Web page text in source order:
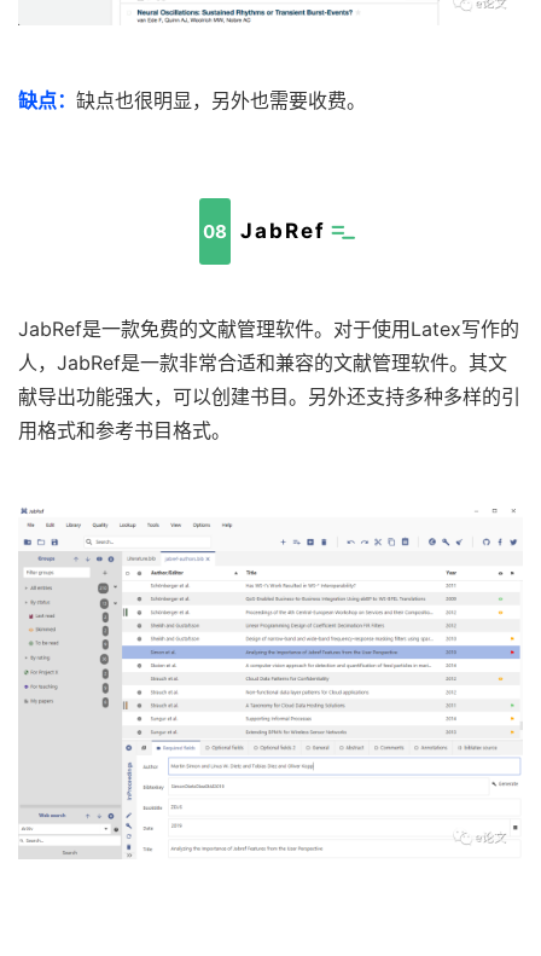
缺点： 缺点也很明显，另外也需要收费。
08 JabRef
JabRef是一款免费的文献管理软件。对于使用Latex写作的
人，JabRef是一款非常合适和兼容的文献管理软件。其文
献导出功能强大，可以创建书目。另外还支持多种多样的引
用格式和参考书目格式。